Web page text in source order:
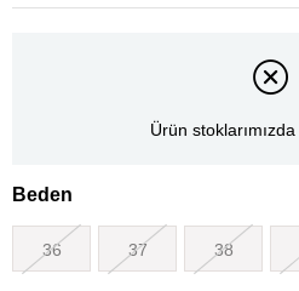
Ürün stoklarımızda
Beden
36 37 38